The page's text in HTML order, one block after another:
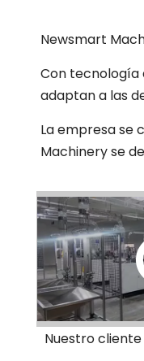
Newsmart
Con tecnología
adaptan a las
La empresa se
Machinery se
Nuestro cliente